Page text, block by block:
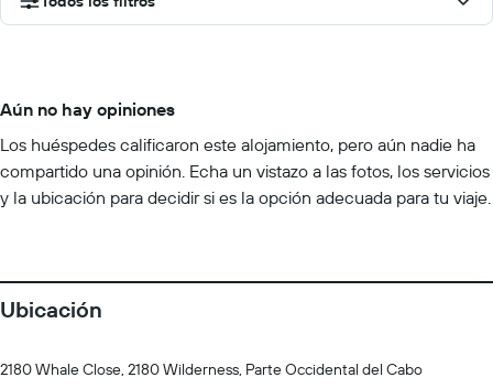
Aún no hay opiniones
Los huéspedes calificaron este alojamiento, pero aún nadie ha
compartido una opinión. Echa un vistazo a las fotos, los servicios
y la ubicación para decidir si es la opción adecuada para tu viaje.
Ubicación
2180 Whale Close, 2180 Wilderness, Parte Occidental del Cabo